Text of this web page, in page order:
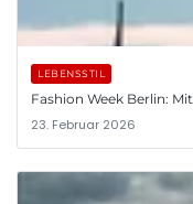
LEBENSSTIL
Fashion Week Berlin:
23. Februar 2026